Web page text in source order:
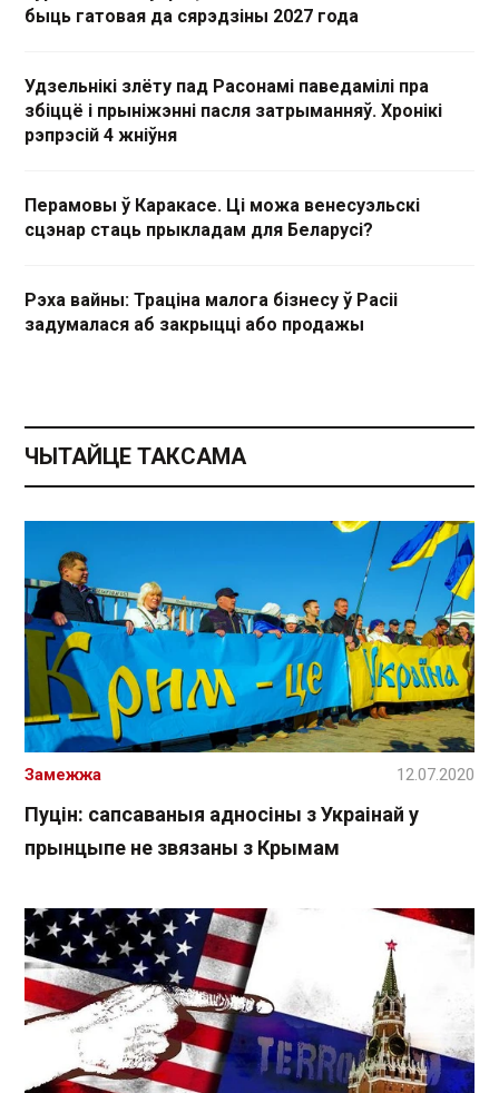
быць гатовая да сярэдзіны 2027 года
Удзельнікі злёту пад Расонамі паведамілі пра
збіццё і прыніжэнні пасля затрыманняў. Хронікі
рэпрэсій 4 жніўня
Перамовы ў Каракасе. Ці можа венесуэльскі
сцэнар стаць прыкладам для Беларусі?
Рэха вайны: Траціна малога бізнесу ў Расіі
задумалася аб закрыцці або продажы
ЧЫТАЙЦЕ ТАКСАМА
Пуцін: сапсаваныя адносіны з Украінай у
прынцыпе не звязаны з Крымам
Замежжа 12.07.2020